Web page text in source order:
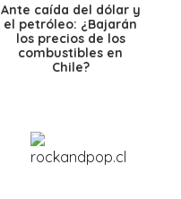
Ante caída del dólar y
el petróleo: ¿Bajarán
los precios de los
combustibles en
Chile?